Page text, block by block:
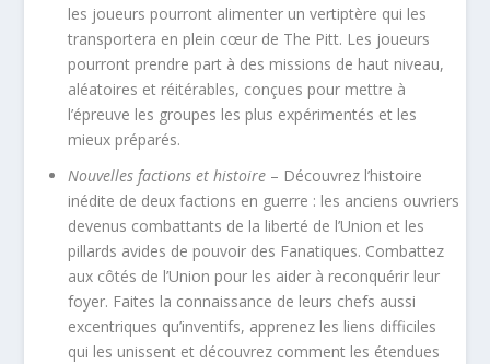
les joueurs pourront alimenter un vertiptère qui les
transportera en plein cœur de The Pitt. Les joueurs
pourront prendre part à des missions de haut niveau,
aléatoires et réitérables, conçues pour mettre à
l’épreuve les groupes les plus expérimentés et les
mieux préparés.
Nouvelles factions et histoire – Découvrez l’histoire
inédite de deux factions en guerre : les anciens ouvriers
devenus combattants de la liberté de l’Union et les
pillards avides de pouvoir des Fanatiques. Combattez
aux côtés de l’Union pour les aider à reconquérir leur
foyer. Faites la connaissance de leurs chefs aussi
excentriques qu’inventifs, apprenez les liens difficiles
qui les unissent et découvrez comment les étendues